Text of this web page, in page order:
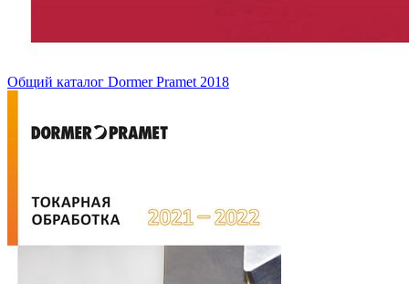
Общий каталог Dormer Pramet 2018